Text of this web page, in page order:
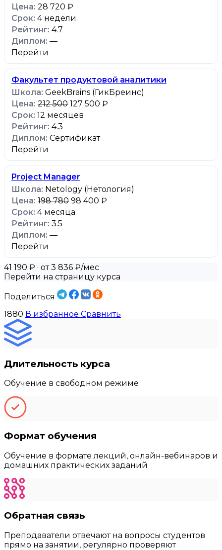
28 720 ₽
4 недели
4.7
—
Перейти
Факультет продуктовой аналитики
GeekBrains (ГикБреинс)
212 500 127 500 ₽
12 месяцев
4.3
Сертификат
Перейти
Project Manager
Netology (Нетология)
198 780 98 400 ₽
4 месяца
3.5
—
Перейти
41 190 ₽ · от 3 836 ₽/мес
Перейти на страницу курса
Поделиться
1880 В избранное Сравнить
Длительность курса
Обучение в свободном режиме
Формат обучения
Обучение в формате лекций, онлайн-вебинаров и
домашних практических заданий
Обратная связь
Преподаватели отвечают на вопросы студентов
прямо на занятии, регулярно проверяют